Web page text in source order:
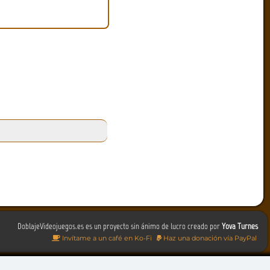
DoblajeVideojuegos.es es un proyecto sin ánimo de lucro creado porYova Turnes
Invítame a un café en Ko-Fi Haz una donación vía PayPal